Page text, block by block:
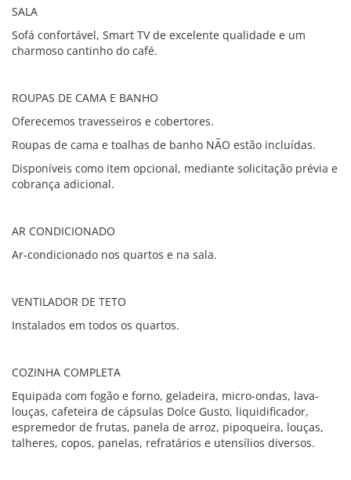
SALA
Sofá confortável, Smart TV de excelente qualidade e um
charmoso cantinho do café.
ROUPAS DE CAMA E BANHO
Oferecemos travesseiros e cobertores.
Roupas de cama e toalhas de banho NÃO estão incluídas.
Disponíveis como item opcional, mediante solicitação prévia e
cobrança adicional.
AR CONDICIONADO
Ar-condicionado nos quartos e na sala.
VENTILADOR DE TETO
Instalados em todos os quartos.
COZINHA COMPLETA
Equipada com fogão e forno, geladeira, micro-ondas, lava-
louças, cafeteira de cápsulas Dolce Gusto, liquidificador,
espremedor de frutas, panela de arroz, pipoqueira, louças,
talheres, copos, panelas, refratários e utensílios diversos.